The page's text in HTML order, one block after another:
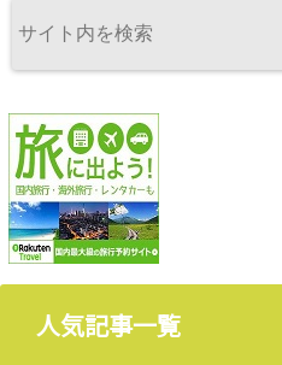
人気記事一覧